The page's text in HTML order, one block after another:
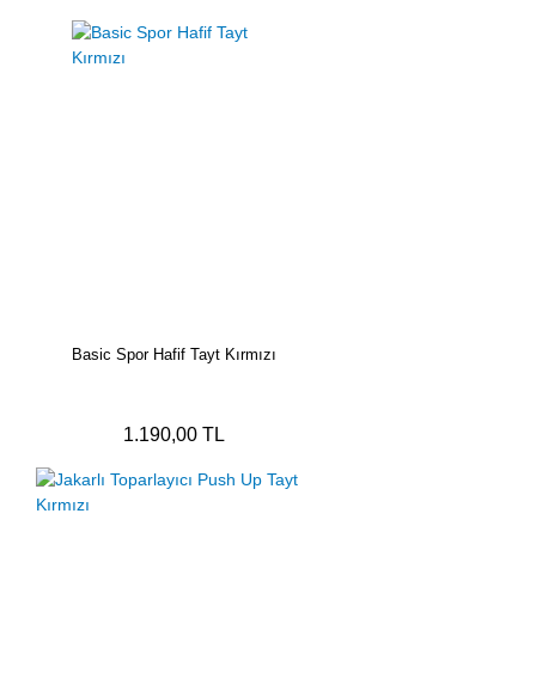
Basic Spor Hafif Tayt Kırmızı
1.190,00 TL